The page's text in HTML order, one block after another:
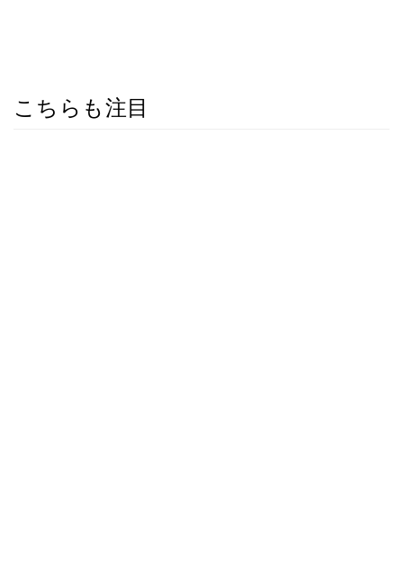
こちらも注目